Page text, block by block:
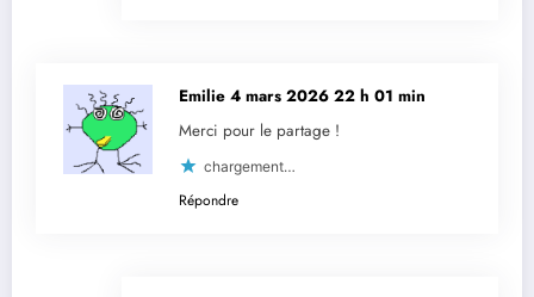
Emilie 4 mars 2026 22 h 01 min
Merci pour le partage !
chargement…
Répondre